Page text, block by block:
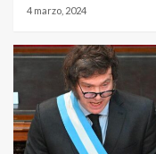
4 marzo, 2024
3
en la
joven